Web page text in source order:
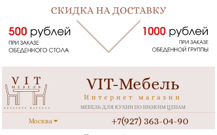
VIT-Мебель
Интернет магазин
МЕБЕЛЬ ДЛЯ КУХНИ ПО НИЗКИМ ЦЕНАМ
Москва +7(927) 363-04-90